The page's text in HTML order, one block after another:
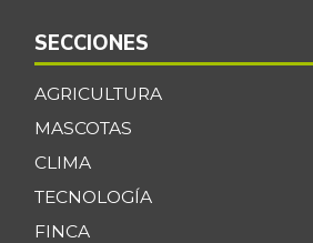
SECCIONES
AGRICULTURA
MASCOTAS
CLIMA
TECNOLOGÍA
FINCA